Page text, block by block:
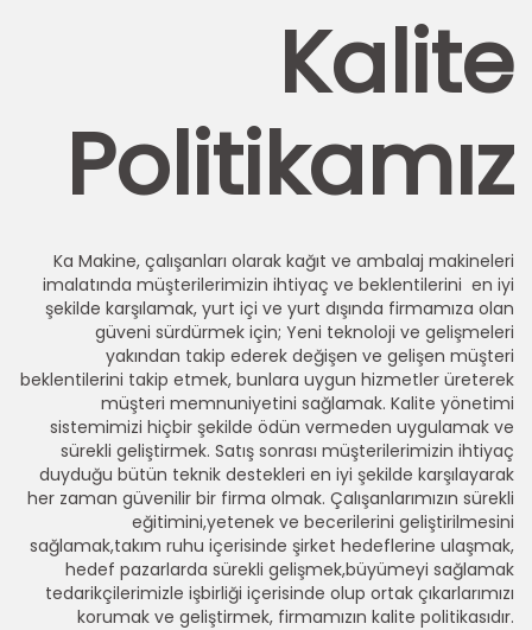
Kalite
Politikamız
Ka Makine, çalışanları olarak kağıt ve ambalaj makineleri
imalatında müşterilerimizin ihtiyaç ve beklentilerini en iyi
şekilde karşılamak, yurt içi ve yurt dışında firmamıza olan
güveni sürdürmek için; Yeni teknoloji ve gelişmeleri
yakından takip ederek değişen ve gelişen müşteri
beklentilerini takip etmek, bunlara uygun hizmetler üreterek
müşteri memnuniyetini sağlamak. Kalite yönetimi
sistemimizi hiçbir şekilde ödün vermeden uygulamak ve
sürekli geliştirmek. Satış sonrası müşterilerimizin ihtiyaç
duyduğu bütün teknik destekleri en iyi şekilde karşılayarak
her zaman güvenilir bir firma olmak. Çalışanlarımızın sürekli
eğitimini,yetenek ve becerilerini geliştirilmesini
sağlamak,takım ruhu içerisinde şirket hedeflerine ulaşmak,
hedef pazarlarda sürekli gelişmek,büyümeyi sağlamak
tedarikçilerimizle işbirliği içerisinde olup ortak çıkarlarımızı
korumak ve geliştirmek, firmamızın kalite politikasıdır.